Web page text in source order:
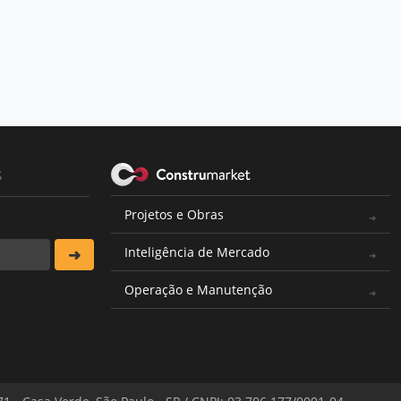
Projetos e Obras
Inteligência de Mercado
Operação e Manutenção